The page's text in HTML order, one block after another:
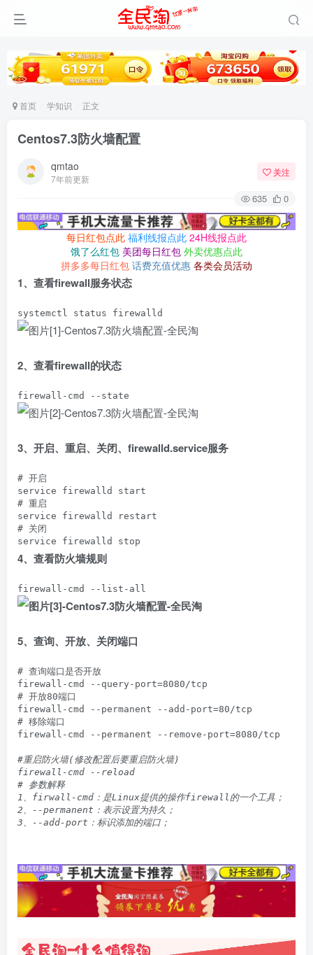
首页 学知识 正文
Centos7.3防火墙配置
qmtao
7年前更新
关注
635 0
每日红包点此 福利线报点此 24H线报点此
饿了么红包 美团每日红包 外卖优惠点此
拼多多每日红包 话费充值优惠 各类会员活动
1、查看firewall服务状态
systemctl status firewalld
2、查看firewall的状态
firewall-cmd --state
3、开启、重启、关闭、firewalld.service服务
# 开启
service firewalld start
# 重启
service firewalld restart
# 关闭
service firewalld stop
4、查看防火墙规则
firewall-cmd --list-all
5、查询、开放、关闭端口
# 查询端口是否开放
firewall-cmd --query-port=8080/tcp
# 开放80端口
firewall-cmd --permanent --add-port=80/tcp
# 移除端口
firewall-cmd --permanent --remove-port=8080/tcp
#重启防火墙(修改配置后要重启防火墙)
firewall-cmd --reload
# 参数解释
1、firwall-cmd：是Linux提供的操作firewall的一个工具；
2、--permanent：表示设置为持久；
3、--add-port：标识添加的端口；